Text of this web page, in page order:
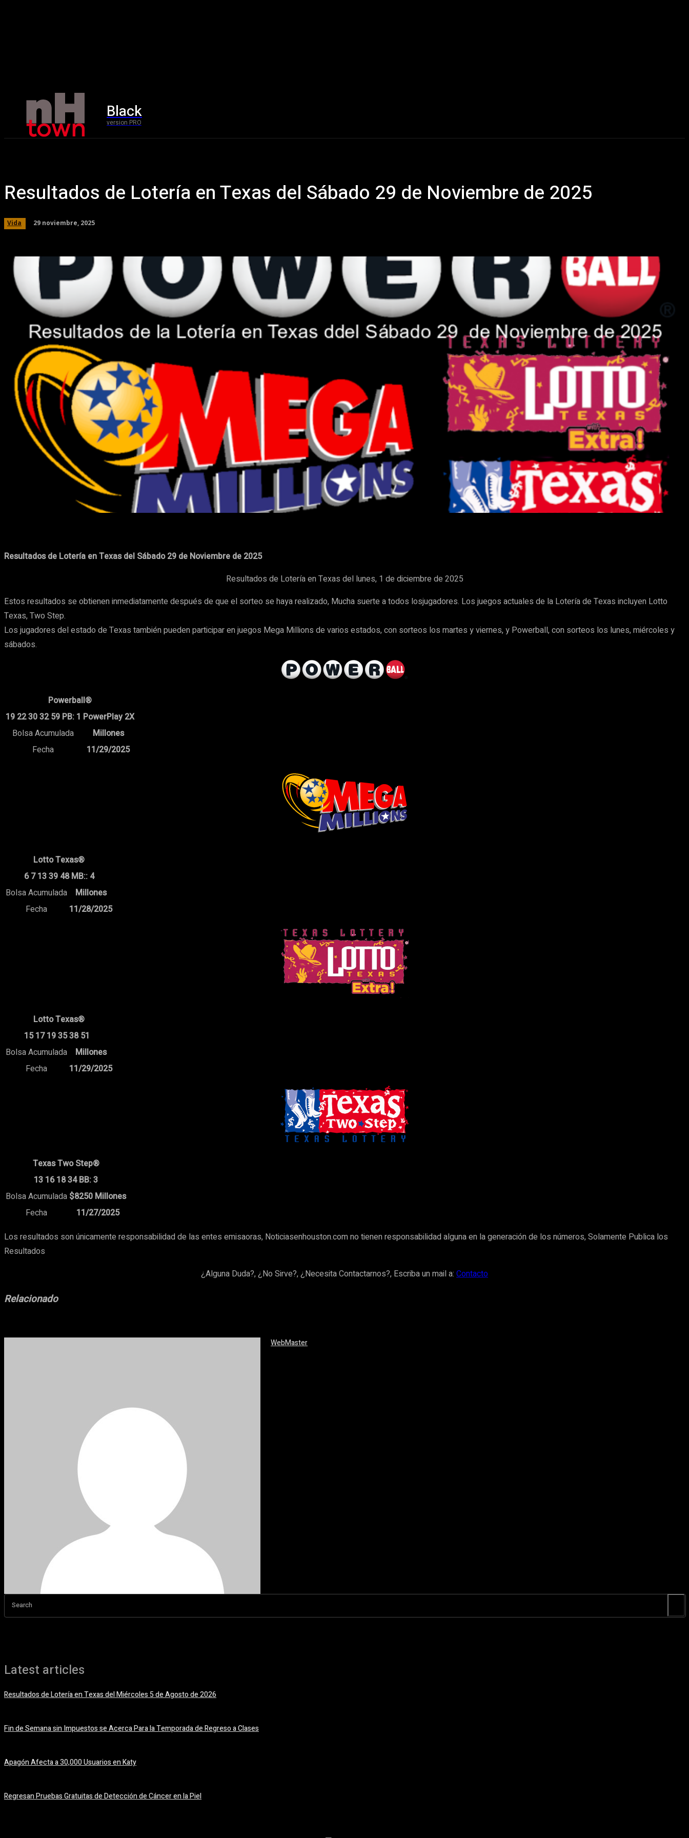
Black
version PRO
Resultados de Lotería en Texas del Sábado 29 de Noviembre de 2025
Vida 29 noviembre, 2025
Facebook Pinterest WhatsApp
Resultados de Lotería en Texas del Sábado 29 de Noviembre de 2025
Resultados de Lotería en Texas del lunes, 1 de diciembre de 2025
Estos resultados se obtienen inmediatamente después de que el sorteo se haya realizado, Mucha suerte a todos losjugadores. Los juegos actuales de la Lotería de Texas incluyen Lotto
Texas, Two Step.
Los jugadores del estado de Texas también pueden participar en juegos Mega Millions de varios estados, con sorteos los martes y viernes, y Powerball, con sorteos los lunes, miércoles y
sábados.
Powerball®
19 22 30 32 59 PB: 1 PowerPlay 2X
Bolsa Acumulada
Millones
Fecha
11/29/2025
Lotto Texas®
6 7 13 39 48 MB:: 4
Bolsa Acumulada
Millones
Fecha
11/28/2025
Lotto Texas®
15 17 19 35 38 51
Bolsa Acumulada
Millones
Fecha
11/29/2025
Texas Two Step®
13 16 18 34 BB: 3
Bolsa Acumulada $8250 Millones
Fecha
11/27/2025
Los resultados son únicamente responsabilidad de las entes emisaoras, Noticiasenhouston.com no tienen responsabilidad alguna en la generación de los números, Solamente Publica los
Resultados
¿Alguna Duda?, ¿No Sirve?, ¿Necesita Contactarnos?, Escriba un mail a: Contacto
Relacionado
WebMaster
Search
Latest articles
Resultados de Lotería en Texas del Miércoles 5 de Agosto de 2026
Fin de Semana sin Impuestos se Acerca Para la Temporada de Regreso a Clases
Apagón Afecta a 30,000 Usuarios en Katy
Regresan Pruebas Gratuitas de Detección de Cáncer en la Piel